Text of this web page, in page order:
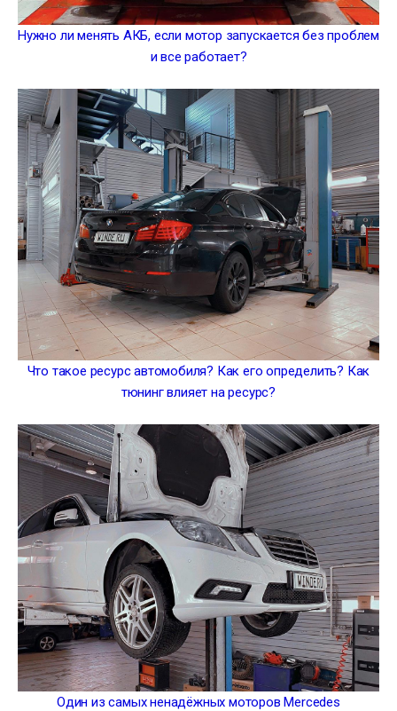
Нужно ли менять АКБ, если мотор запускается без проблем
и все работает?
Что такое ресурс автомобиля? Как его определить? Как
тюнинг влияет на ресурс?
Один из самых ненадёжных моторов Mercedes